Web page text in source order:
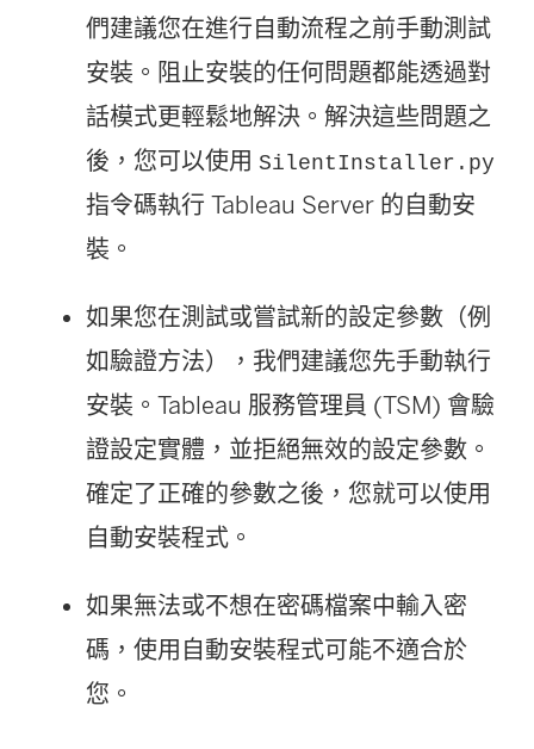
們建議您在進行自動流程之前手動測試
安裝。阻止安裝的任何問題都能透過對
話模式更輕鬆地解決。解決這些問題之
後，您可以使用 SilentInstaller.py
指令碼執行 Tableau Server 的自動安
裝。
如果您在測試或嘗試新的設定參數（例
如驗證方法），我們建議您先手動執行
安裝。Tableau 服務管理員 (TSM) 會驗
證設定實體，並拒絕無效的設定參數。
確定了正確的參數之後，您就可以使用
自動安裝程式。
如果無法或不想在密碼檔案中輸入密
碼，使用自動安裝程式可能不適合於
您。